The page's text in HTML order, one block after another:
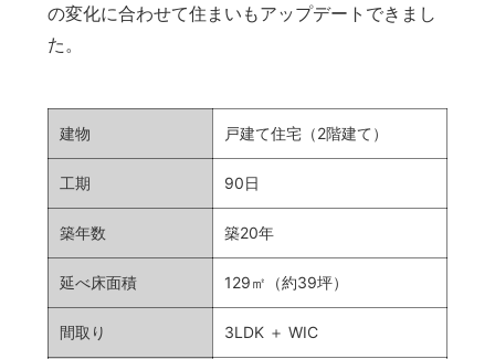
の変化に合わせて住まいもアップデートできまし
た。
建物 戸建て住宅（2階建て）
工期 90日
築年数 築20年
延べ床面積 129㎡（約39坪）
間取り 3LDK ＋ WIC